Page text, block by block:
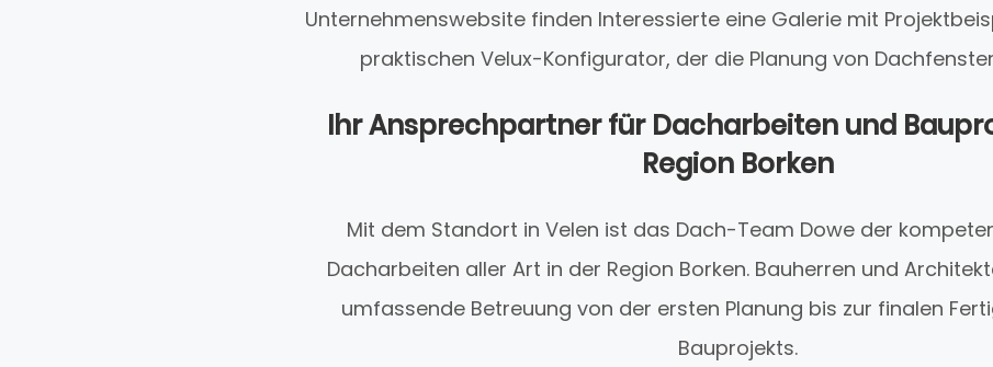
Unternehmenswebsite finden Interessierte eine Galerie mit
praktischen Velux-Konfigurator, der die Planung von
Ihr Ansprechpartner für Dacharbeiten und
Region Borken
Mit dem Standort in Velen ist das Dach-Team Dowe der
Dacharbeiten aller Art in der Region Borken. Bauherren und
umfassende Betreuung von der ersten Planung bis zur finalen
Bauprojekts.